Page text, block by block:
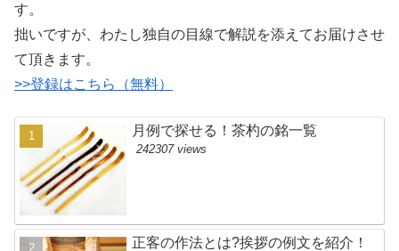
す。
拙いですが、わたし独自の目線で解説を添えてお届けさせ
て頂きます。
>>登録はこちら（無料）
月例で探せる！茶杓の銘一覧
242307 views
正客の作法とは?挨拶の例文を紹介！